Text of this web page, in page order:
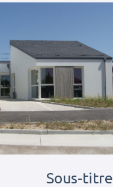
Sous-titre